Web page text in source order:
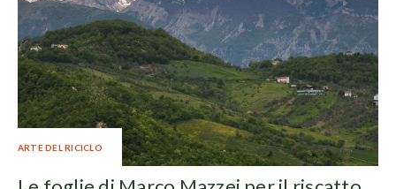
ARTE DEL RICICLO